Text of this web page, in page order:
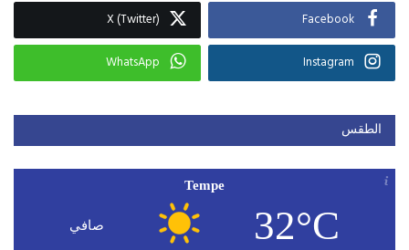
Facebook
X (Twitter)
Instagram
WhatsApp
الطقس
Tempe
32°C صافي